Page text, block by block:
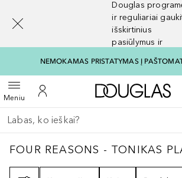
Douglas
ir reguliariai
išskirtinius
pasiūlymus ir
NEMOKAMAS PRISTATYMAS Į
MeniuAtidaryti meniuĮ mano paskyrą
Į
Grįžk atgal
Vykdykite paiešką
FOUR REASONS - TONIKAS
FOUR REASONS - TONIKAS
[navigation.slideout.screenreader]